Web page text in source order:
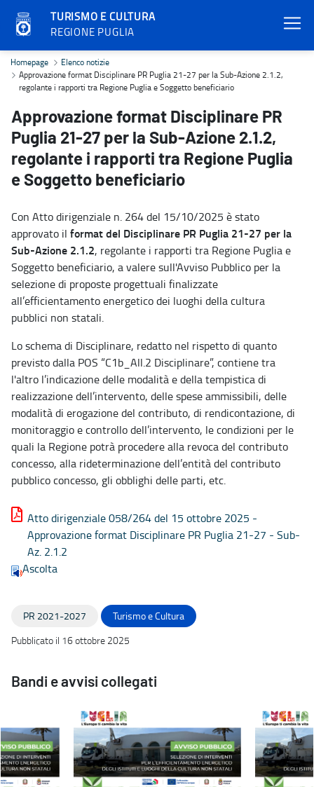
TURISMO E CULTURA
REGIONE PUGLIA
Approvazione format Disciplinare PR Puglia 21-27 per la Sub-
Homepage
Elenco notizie
Approvazione format Disciplinare PR Puglia 21-27 per la Sub-Azione 2.1.2,
regolante i rapporti tra Regione Puglia e Soggetto beneficiario
Approvazione format Disciplinare PR
Puglia 21-27 per la Sub-Azione 2.1.2,
regolante i rapporti tra Regione Puglia
e Soggetto beneficiario
Con Atto dirigenziale n. 264 del 15/10/2025 è stato
approvato il format del Disciplinare PR Puglia 21-27 per la
Sub-Azione 2.1.2, regolante i rapporti tra Regione Puglia e
Soggetto beneficiario, a valere sull'Avviso Pubblico per la
selezione di proposte progettuali finalizzate
all’efficientamento energetico dei luoghi della cultura
pubblici non statali.
Lo schema di Disciplinare, redatto nel rispetto di quanto
previsto dalla POS “C1b_All.2 Disciplinare”, contiene tra
l'altro l’indicazione delle modalità e della tempistica di
realizzazione dell’intervento, delle spese ammissibili, delle
modalità di erogazione del contributo, di rendicontazione, di
monitoraggio e controllo dell’intervento, le condizioni per le
quali la Regione potrà procedere alla revoca del contributo
concesso, alla rideterminazione dell’entità del contributo
pubblico concesso, gli obblighi delle parti, etc.
Atto dirigenziale 058/264 del 15 ottobre 2025 -
Approvazione format Disciplinare PR Puglia 21-27 - Sub-
Az. 2.1.2
Ascolta
PR 2021-2027
Turismo e Cultura
Pubblicato il 16 ottobre 2025
Bandi e avvisi collegati